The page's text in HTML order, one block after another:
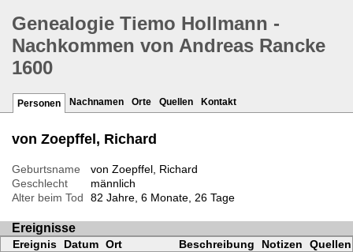
Genealogie Tiemo Hollmann -
Nachkommen von Andreas Rancke
1600
Personen Nachnamen Orte Quellen Kontakt
von Zoepffel, Richard
Geburtsname
von Zoepffel, Richard
Geschlecht
männlich
Alter beim Tod
82 Jahre, 6 Monate, 26 Tage
Ereignisse
Ereignis Datum Ort Beschreibung Notizen
Quellen